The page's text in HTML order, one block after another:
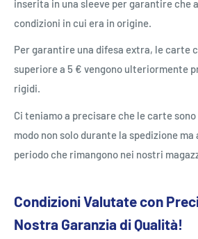
inserita in una sleeve per garantire che
condizioni in cui era in origine.
Per garantire una difesa extra, le carte
superiore a 5 € vengono ulteriormente
rigidi.
Ci teniamo a precisare che le carte
modo non solo durante la spedizione
periodo che rimangono nei nostri
Condizioni Valutate con
Nostra Garanzia di Qualità!